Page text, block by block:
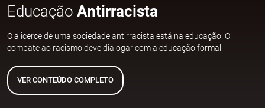
Educação Antirracista
O alicerce de uma sociedade antirracista está na educação. O
combate ao racismo deve dialogar com a educação formal
VER CONTEÚDO COMPLETO